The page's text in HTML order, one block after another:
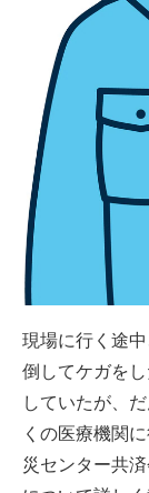
現場に行く途
倒してケガを
していたが、
くの医療機関
災センター共